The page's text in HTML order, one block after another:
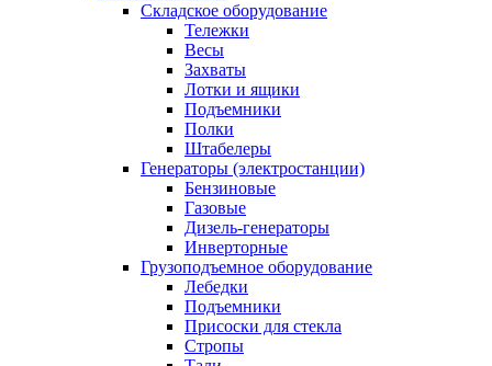
Складское оборудование
Тележки
Весы
Захваты
Лотки и ящики
Подъемники
Полки
Штабелеры
Генераторы (электростанции)
Бензиновые
Газовые
Дизель-генераторы
Инверторные
Грузоподъемное оборудование
Лебедки
Подъемники
Присоски для стекла
Стропы